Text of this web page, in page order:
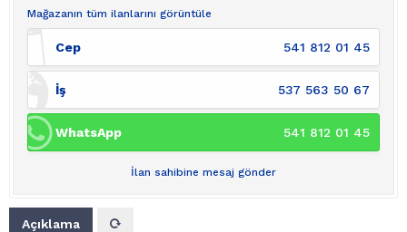
Mağazanın tüm ilanlarını görüntüle
Cep 541 812 01 45
İş 537 563 50 67
WhatsApp 541 812 01 45
İlan sahibine mesaj gönder
Açıklama